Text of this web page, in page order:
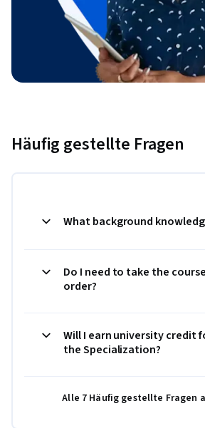
Häufig gestellte Fragen
What background
Do I need to take the
order?
Will I earn university credit
the Specialization?
Alle 7 Häufig gestellte Fragen